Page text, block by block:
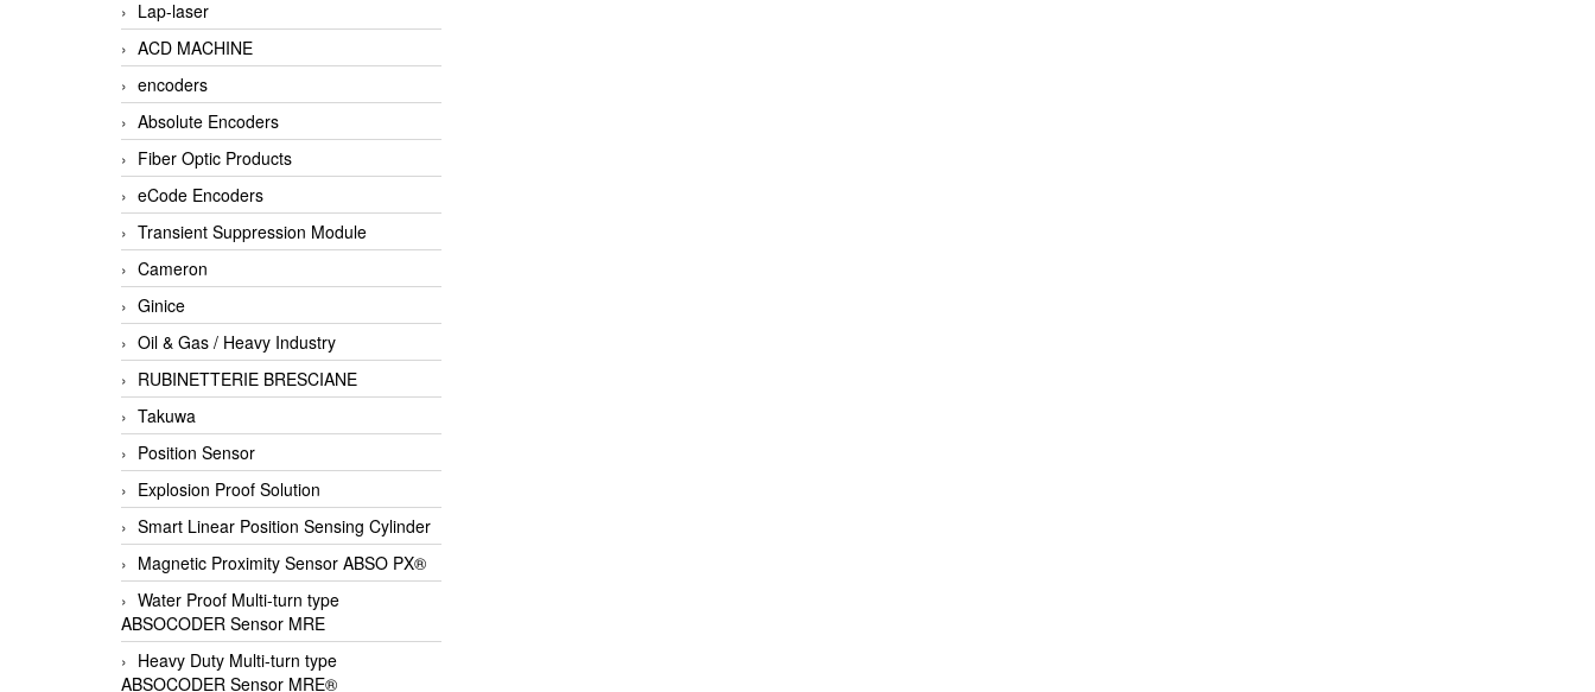
Lap-laser
ACD MACHINE
encoders
Absolute Encoders
Fiber Optic Products
eCode Encoders
Transient Suppression Module
Cameron
Ginice
Oil & Gas / Heavy Industry
RUBINETTERIE BRESCIANE
Takuwa
Position Sensor
Explosion Proof Solution
Smart Linear Position Sensing Cylinder
Magnetic Proximity Sensor ABSO PX®
Water Proof Multi-turn type
ABSOCODER Sensor MRE
Heavy Duty Multi-turn type
ABSOCODER Sensor MRE®